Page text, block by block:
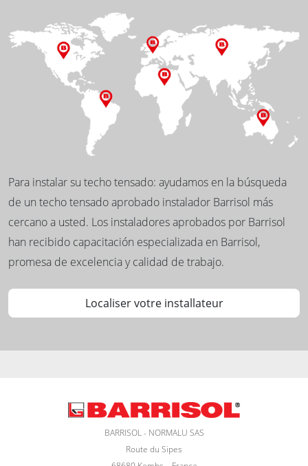
Para instalar su techo tensado: ayudamos en la búsqueda
de un techo tensado aprobado instalador Barrisol más
cercano a usted. Los instaladores aprobados por Barrisol
han recibido capacitación especializada en Barrisol,
promesa de excelencia y calidad de trabajo.
Localiser votre installateur
BARRISOL - NORMALU SAS
Route du Sipes